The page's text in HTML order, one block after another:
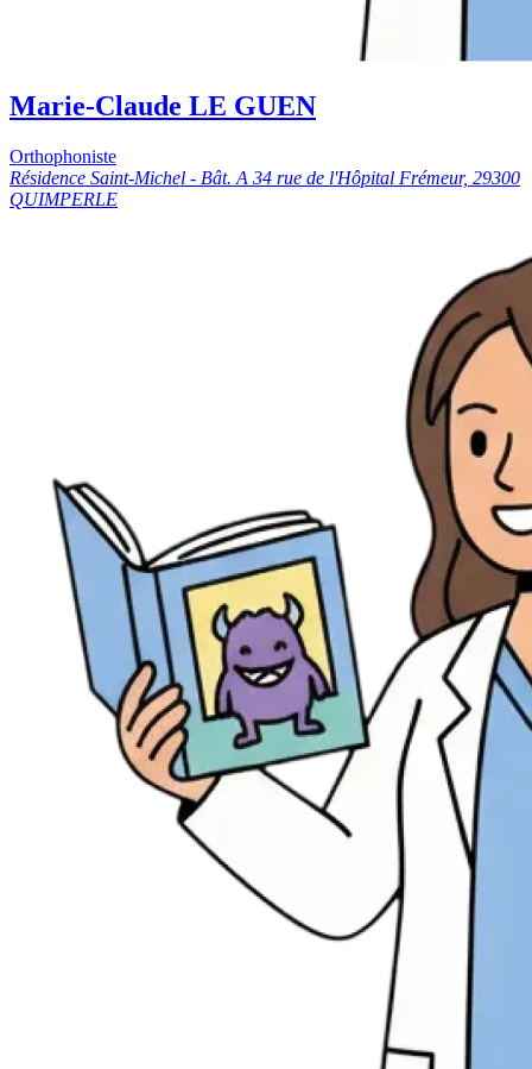
Marie-Claude LE GUEN
Orthophoniste
Résidence Saint-Michel - Bât. A 34 rue de l'Hôpital Frémeur, 29300
QUIMPERLE